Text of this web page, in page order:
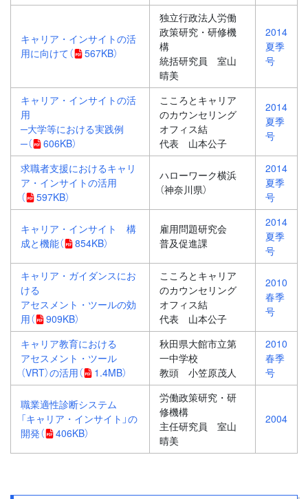
キャリア・インサイトの活
用に向けて（ 567KB）
独立行政法人労働
政策研究・研修機
構
統括研究員 室山
晴美
2014
夏季
号
キャリア・インサイトの活
用
─大学等における実践例
─（ 606KB）
こころとキャリア
のカウンセリング
オフィス結
代表 山本公子
2014
夏季
号
求職者支援におけるキャリ
ア・インサイトの活用
（
597KB）
ハローワーク横浜
（神奈川県）
2014
夏季
号
キャリア・インサイト 構
成と機能（ 854KB）
雇用問題研究会
普及促進課
2014
夏季
号
キャリア・ガイダンスにお
ける
アセスメント・ツールの効
用（ 909KB）
こころとキャリア
のカウンセリング
オフィス結
代表 山本公子
2010
春季
号
キャリア教育における
アセスメント・ツール
（VRT）の活用（ 1.4MB）
秋田県大館市立第
一中学校
教頭 小笠原茂人
2010
春季
号
職業適性診断システム
「キャリア・インサイト」の
開発（ 406KB）
労働政策研究・研
修機構
主任研究員 室山
晴美
2004